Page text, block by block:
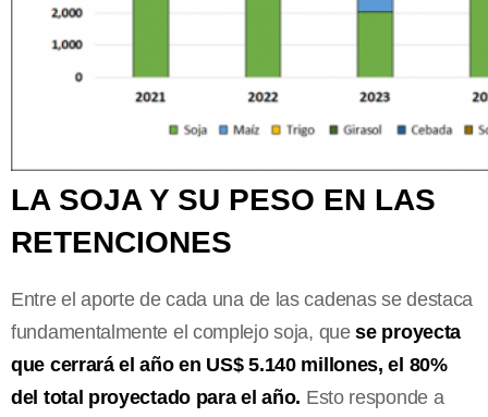
LA SOJA Y SU PESO EN LAS
RETENCIONES
Entre el aporte de cada una de las cadenas se destaca
fundamentalmente el complejo soja, quese proyecta
que cerrará el año en US$ 5.140 millones, el 80%
del total proyectado para el año. Esto responde a